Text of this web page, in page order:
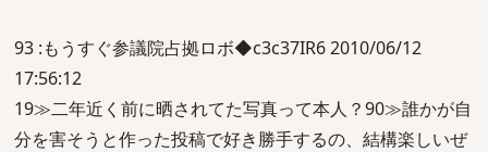
93 :もうすぐ参議院占拠ロボ◆c3c37IR6 2010/06/12
17:56:12
19≫二年近く前に晒されてた写真って本人？90≫誰かが自
分を害そうと作った投稿で好き勝手するの、結構楽しいぜ